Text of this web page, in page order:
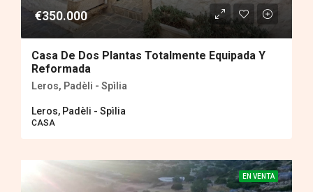
€350.000
Casa De Dos Plantas Totalmente Equipada Y
Reformada
Leros, Padèli - Spìlia
Leros, Padèli - Spìlia
CASA
EN VENTA